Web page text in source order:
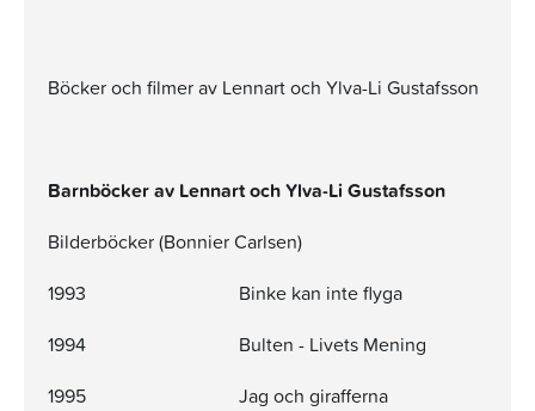
Böcker och filmer av Lennart och Ylva-Li Gustafsson
Barnböcker av Lennart och Ylva-Li Gustafsson
Bilderböcker (Bonnier Carlsen)
1993 Binke kan inte flyga
1994 Bulten - Livets Mening
1995 Jag och girafferna